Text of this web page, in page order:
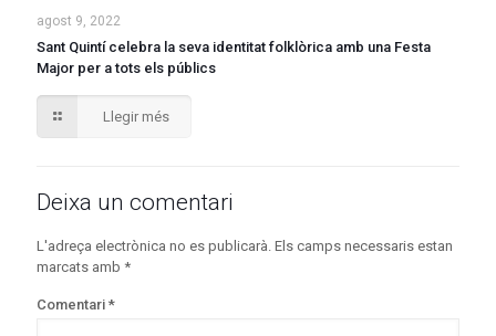
agost 9, 2022
Sant Quintí celebra la seva identitat folklòrica amb una Festa
Major per a tots els públics
Llegir més
Deixa un comentari
L'adreça electrònica no es publicarà. Els camps necessaris estan
marcats amb *
Comentari *